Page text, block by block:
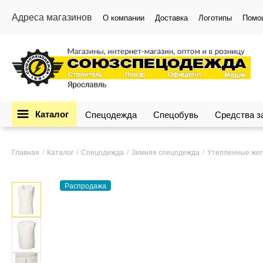
Адреса магазинов О компании Доставка Логотипы
Каталог Спецодежда Спецобувь Средства
Главная Каталог Спецодежда Зимняя спецодежда Утепленные
Распродажа